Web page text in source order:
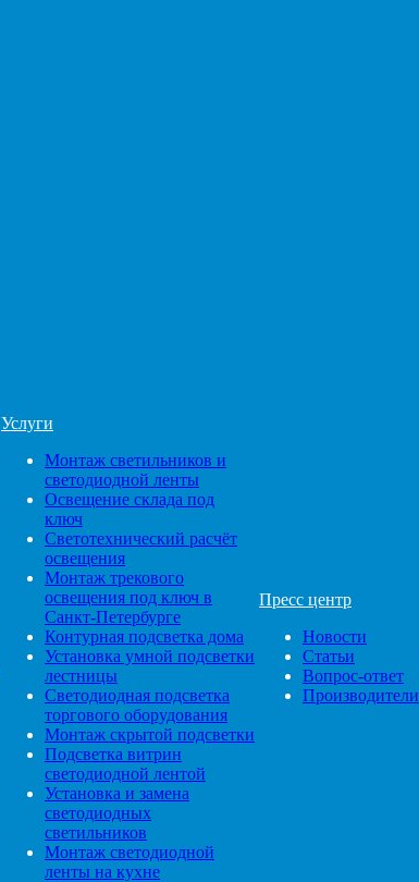
Услуги
Монтаж светильников и
светодиодной ленты
Освещение склада под
ключ
Светотехнический расчёт
освещения
Монтаж трекового
освещения под ключ в
Санкт-Петербурге
Контурная подсветка дома
Установка умной подсветки
лестницы
Светодиодная подсветка
торгового оборудования
Монтаж скрытой подсветки
Подсветка витрин
светодиодной лентой
Установка и замена
светодиодных
светильников
Монтаж светодиодной
ленты на кухне
Пресс центр
Новости
Статьи
Вопрос-ответ
Производители